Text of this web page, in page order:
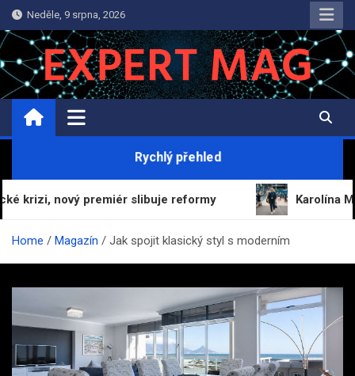
Skip
to
content
Neděle, 9 srpna, 2026
ExpertMag.cz
Magazín informací a zpravodajství
Rychlý přehled
slibuje reformy Karolína Muchová
Home Magazín Jak spojit klasický styl s moderním